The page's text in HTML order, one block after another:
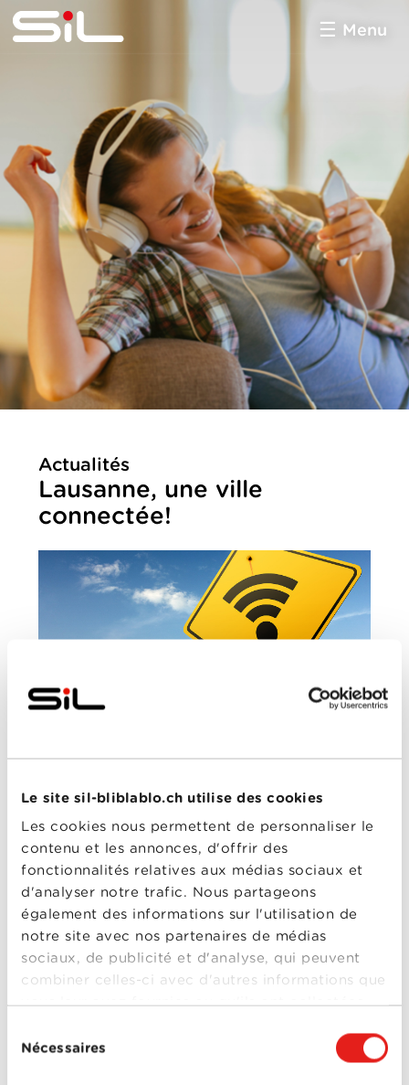
Le site sil-bliblablo.ch utilise des cookies
Les cookies nous permettent de personnaliser le
contenu et les annonces, d'offrir des
fonctionnalités relatives aux médias sociaux et
d'analyser notre trafic. Nous partageons
également des informations sur l'utilisation de
notre site avec nos partenaires de médias
sociaux, de publicité et d'analyse, qui peuvent
combiner celles-ci avec d'autres informations que
duNécessaires
multimédia
Menu
Actualités
Lausanne, une ville
connectée!
Depuis le début du mois de mai, leWi-Fi est
partenariat avec Mobimo Management SA.
Le Wi-Fi public du Quartier du Flon ainsi proposé
fait partie du réseau public lausannois "Lausanne
Freespot by Citycable".
Et le réseau ne va pas s'arrêter là! Plus d'une
centaine de points vont voir le jour tout
prochainement.